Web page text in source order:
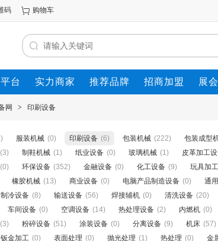
码 购物车
台 实力商家 推荐品牌 招商加盟 展
网 > 印刷设备
服装机械 (0) 印刷设备 (6) 包装机械 (222) 包装成型
(3) 制鞋机械 (1) 纸业设备 (0) 玻璃机械 (1) 皮革加工
(0) 环保设备 (352) 金融设备 (0) 化工设备 (9) 玩具加
橡胶机械 (13) 商业设备 (0) 电脑产品制造设备 (0) 通
制冷设备 (8) 输送设备 (56) 焊接辅机 (0) 清洗设备 (20)
车间设备 (0) 空调设备 (14) 热处理设备 (2) 内燃机 (0)
(3) 粉碎设备 (51) 涂装设备 (0) 分离设备 (9) 机床 (57)
钣金加工 (0) 表面处理 (0) 抛光处理 (1) 热处理 (0) 金